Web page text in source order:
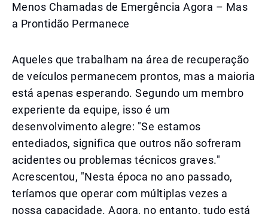
Menos Chamadas de Emergência Agora – Mas
a Prontidão Permanece
Aqueles que trabalham na área de recuperação
de veículos permanecem prontos, mas a maioria
está apenas esperando. Segundo um membro
experiente da equipe, isso é um
desenvolvimento alegre: "Se estamos
entediados, significa que outros não sofreram
acidentes ou problemas técnicos graves."
Acrescentou, "Nesta época no ano passado,
teríamos que operar com múltiplas vezes a
nossa capacidade. Agora, no entanto, tudo está